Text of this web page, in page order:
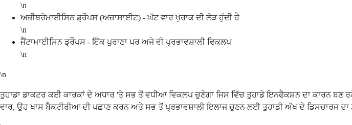
\n
ਅਜ਼ੀਥਰੋਮਾਈਸਿਨ ਡ੍ਰੌਪਸ (ਅਜ਼ਾਸਾਈਟ) - ਘੱਟ ਵਾਰ ਖੁਰਾਕ ਦੀ ਲੋੜ ਹੁੰਦੀ ਹੈ
\n
ਜੈਂਟਾਮਾਈਸਿਨ ਡ੍ਰੌਪਸ - ਇੱਕ ਪੁਰਾਣਾ ਪਰ ਅਜੇ ਵੀ ਪ੍ਰਭਾਵਸ਼ਾਲੀ ਵਿਕਲਪ
\n
\n
ਤੁਹਾਡਾ ਡਾਕਟਰ ਕਈ ਕਾਰਕਾਂ ਦੇ ਅਧਾਰ 'ਤੇ ਸਭ ਤੋਂ ਵਧੀਆ ਵਿਕਲਪ ਚੁਣੇਗਾ ਜਿਸ ਵਿੱਚ ਤੁਹਾਡੇ ਇਨਫੈਕਸ਼ਨ ਦਾ ਕਾਰਨ
ਵਾਰ, ਉਹ ਖਾਸ ਬੈਕਟੀਰੀਆ ਦੀ ਪਛਾਣ ਕਰਨ ਅਤੇ ਸਭ ਤੋਂ ਪ੍ਰਭਾਵਸ਼ਾਲੀ ਇਲਾਜ ਚੁਣਨ ਲਈ ਤੁਹਾਡੀ ਅੱਖ ਦੇ ਡਿਸਚਾਰਜ